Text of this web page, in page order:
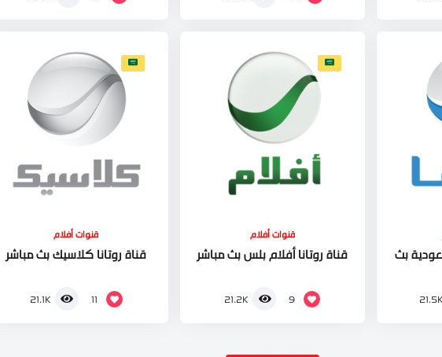
بث
21.5K
قنوات أفلام
قناة روتانا أفلام بلس بث مباشر
9
21.2K
قنوات أفلام
قناة روتانا كلاسيك بث مباشر
11
21.1K